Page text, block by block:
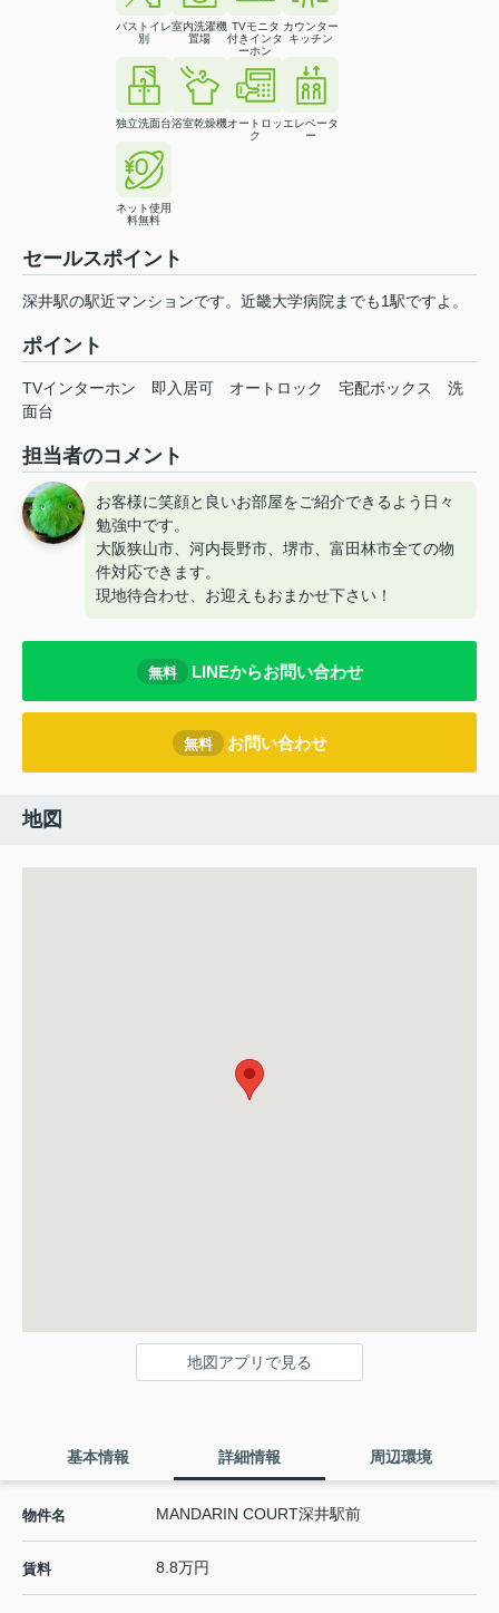
バストイレ
別
室内洗濯機
置場
TVモニタ
付きインタ
ーホン
カウンター
キッチン
独立洗面台浴室乾燥機オートロッ
ク
エレベータ
ー
ネット使用
料無料
セールスポイント
深井駅の駅近マンションです。近畿大学病院までも1駅ですよ。
ポイント
TVインターホン 即入居可 オートロック 宅配ボックス
洗
面台
担当者のコメント
お客様に笑顔と良いお部屋をご紹介できるよう日々
勉強中です。
大阪狭山市、河内長野市、堺市、富田林市全ての物
件対応できます。
現地待合わせ、お迎えもおまかせ下さい！
無料 LINEからお問い合わせ
無料 お問い合わせ
地図
地図アプリで見る
基本情報 詳細情報 周辺環境
物件名 MANDARIN COURT深井駅前
賃料 8.8万円